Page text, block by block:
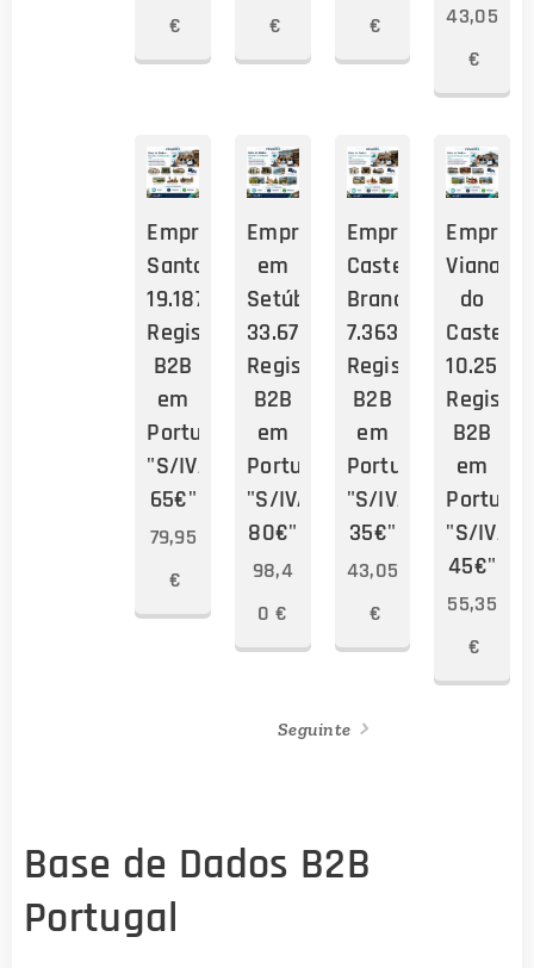
€
€
€
43,05
€
Empresas
Santarém
19.187
Registos
B2B
em
Portugal
"S/IVA:
65€"
79,95
€
Empresas
em
Setúbal
33.676
Registos
B2B
em
Portugal
"S/IVA:
80€"
98,4
0 €
Empresas
Castelo
Branco
7.363
Registos
B2B
em
Portugal
"S/IVA:
35€"
43,05
€
Viana
do
Castelo
10.258
Registos
B2B
em
Portugal
"S/IVA:
45€"
55,35
€
Seguinte
Base de Dados B2B
Portugal